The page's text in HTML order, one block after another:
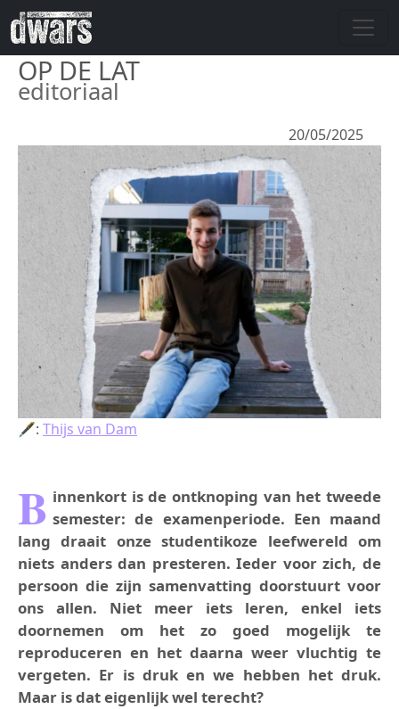
Overslaan en naar de inhoud gaan
OP DE LAT
editoriaal
20/05/2025
🖋: Thijs van Dam
B innenkort is de ontknoping van het tweede
semester: de examenperiode. Een maand
lang draait onze studentikoze leefwereld om
niets anders dan presteren. Ieder voor zich, de
persoon die zijn samenvatting doorstuurt voor
ons allen. Niet meer iets leren, enkel iets
doornemen om het zo goed mogelijk te
reproduceren en het daarna weer vluchtig te
vergeten. Er is druk en we hebben het druk.
Maar is dat eigenlijk wel terecht?